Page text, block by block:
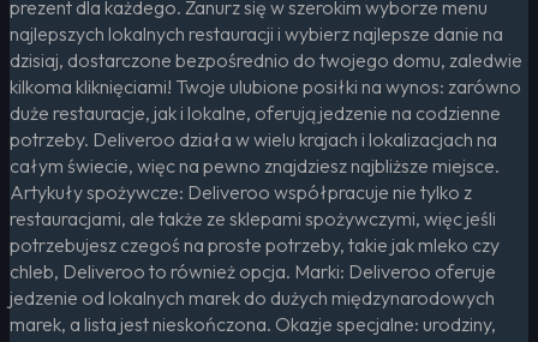
prezent dla każdego. Zanurz się w szerokim wyborze menu
najlepszych lokalnych restauracji i wybierz najlepsze danie na
dzisiaj, dostarczone bezpośrednio do twojego domu, zaledwie
kilkoma kliknięciami! Twoje ulubione posiłki na wynos: zarówno
duże restauracje, jak i lokalne, oferują jedzenie na codzienne
potrzeby. Deliveroo działa w wielu krajach i lokalizacjach na
całym świecie, więc na pewno znajdziesz najbliższe miejsce.
Artykuły spożywcze: Deliveroo współpracuje nie tylko z
restauracjami, ale także ze sklepami spożywczymi, więc jeśli
potrzebujesz czegoś na proste potrzeby, takie jak mleko czy
chleb, Deliveroo to również opcja. Marki: Deliveroo oferuje
jedzenie od lokalnych marek do dużych międzynarodowych
marek, a lista jest nieskończona. Okazje specjalne: urodziny,